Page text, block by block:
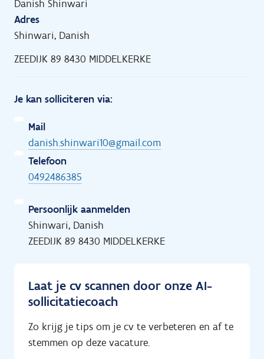
Danish Shinwari
Adres
Shinwari, Danish
ZEEDIJK 89 8430 MIDDELKERKE
Je kan solliciteren via:
Mail
danish.shinwari10@gmail.com
Telefoon
0492486385
Persoonlijk aanmelden
Shinwari, Danish
ZEEDIJK 89 8430 MIDDELKERKE
Laat je cv scannen door onze AI-
sollicitatiecoach
Zo krijg je tips om je cv te verbeteren en af te
stemmen op deze vacature.